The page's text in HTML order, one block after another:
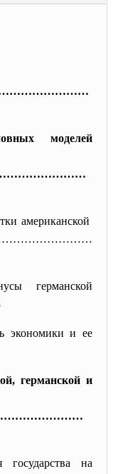
моделей
американской
германской
экономики и ее
германской и
на